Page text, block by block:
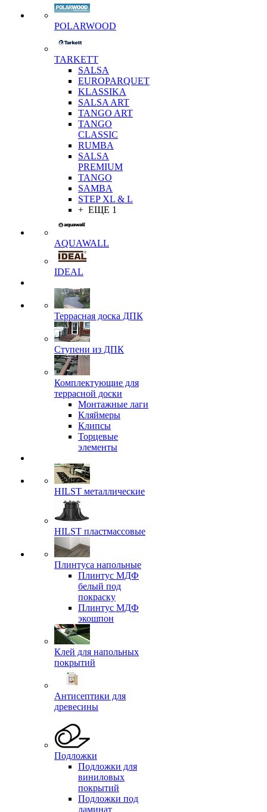
POLARWOOD
TARKETT
SALSA
EUROPARQUET
KLASSIKA
SALSA ART
TANGO ART
TANGO
CLASSIC
RUMBA
SALSA
PREMIUM
TANGO
SAMBA
STEP XL & L
+ ЕЩЕ 1
AQUAWALL
IDEAL
Террасная доска ДПК
Ступени из ДПК
Комплектующие для
террасной доски
Монтажные лаги
Кляймеры
Клипсы
Торцевые
элементы
HILST металлические
HILST пластмассовые
Плинтуса напольные
Плинтус МДФ
белый под
покраску
Плинтус МДФ
экошпон
Клей для напольных
покрытий
Антисептики для
древесины
Подложки
Подложки для
виниловых
покрытий
Подложки под
ламинат